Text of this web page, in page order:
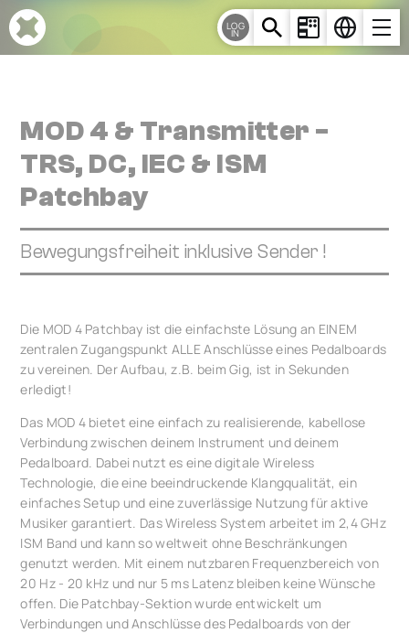
Cookie-Einstellungen
LOG
IN
MOD 4 & Transmitter -
TRS, DC, IEC & ISM
Patchbay
Bewegungsfreiheit inklusive Sender !
Die MOD 4 Patchbay ist die einfachste Lösung an EINEM
zentralen Zugangspunkt ALLE Anschlüsse eines Pedalboards
zu vereinen. Der Aufbau, z.B. beim Gig, ist in Sekunden
erledigt!
Das MOD 4 bietet eine einfach zu realisierende, kabellose
Verbindung zwischen deinem Instrument und deinem
Pedalboard. Dabei nutzt es eine digitale Wireless
Technologie, die eine beeindruckende Klangqualität, ein
einfaches Setup und eine zuverlässige Nutzung für aktive
Musiker garantiert. Das Wireless System arbeitet im 2,4 GHz
ISM Band und kann so weltweit ohne Beschränkungen
genutzt werden. Mit einem nutzbaren Frequenzbereich von
20 Hz - 20 kHz und nur 5 ms Latenz bleiben keine Wünsche
offen. Die Patchbay-Sektion wurde entwickelt um
Verbindungen und Anschlüsse des Pedalboards von der